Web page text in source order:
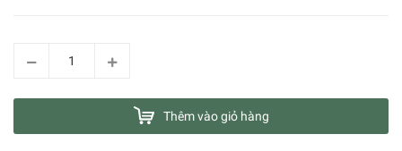
Thêm vào giỏ hàng